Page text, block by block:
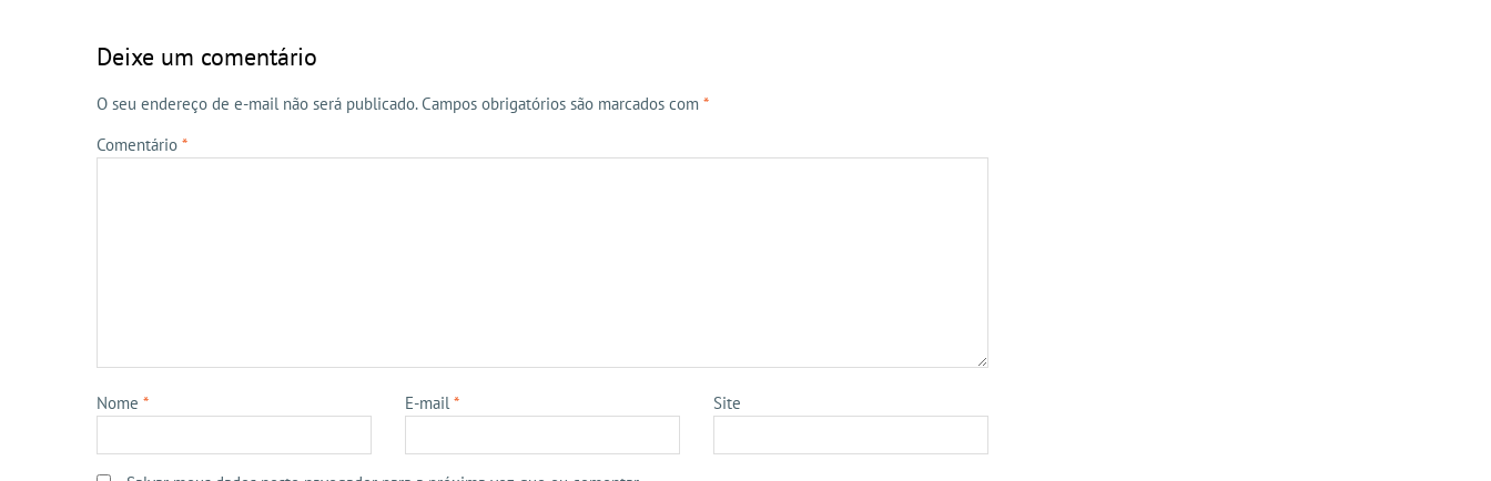
Deixe um comentário
O seu endereço de e-mail não será publicado. Campos obrigatórios são marcados com *
Comentário *
Nome * E-mail* Site